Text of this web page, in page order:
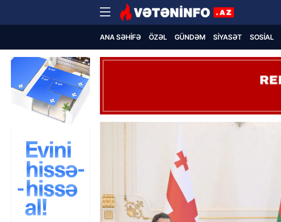
ANA SƏHIFƏ ÖZƏL GÜNDƏM SIYASƏT SOSIAL